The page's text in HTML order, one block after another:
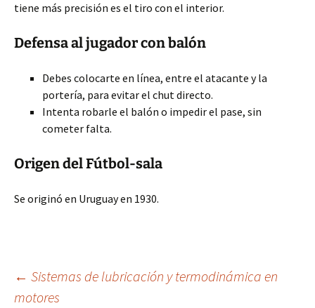
tiene más precisión es el tiro con el interior.
Defensa al jugador con balón
Debes colocarte en línea, entre el atacante y la
portería, para evitar el chut directo.
Intenta robarle el balón o impedir el pase, sin
cometer falta.
Origen del Fútbol-sala
Se originó en Uruguay en 1930.
Navegación
← Sistemas de lubricación y termodinámica en
motores